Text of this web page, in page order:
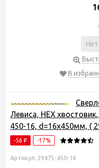
Нет
В
Левиса, HEX
450-16, d=16х450мм, (
-56 ₽ -17%
Артикул: 29475-450-16